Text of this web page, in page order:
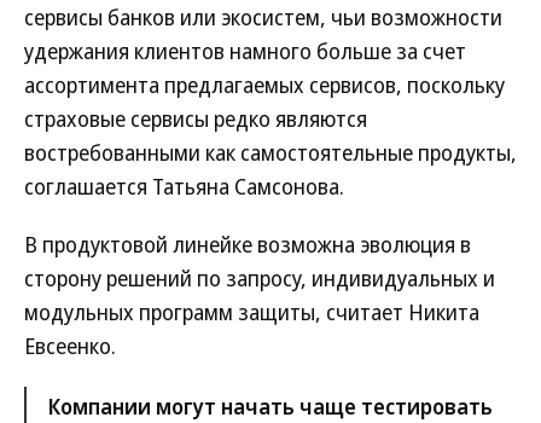
сервисы банков или экосистем, чьи возможности
удержания клиентов намного больше за счет
ассортимента предлагаемых сервисов, поскольку
страховые сервисы редко являются
востребованными как самостоятельные продукты,
соглашается Татьяна Самсонова.
В продуктовой линейке возможна эволюция в
сторону решений по запросу, индивидуальных и
модульных программ защиты, считает Никита
Евсеенко.
Компании могут начать чаще тестировать